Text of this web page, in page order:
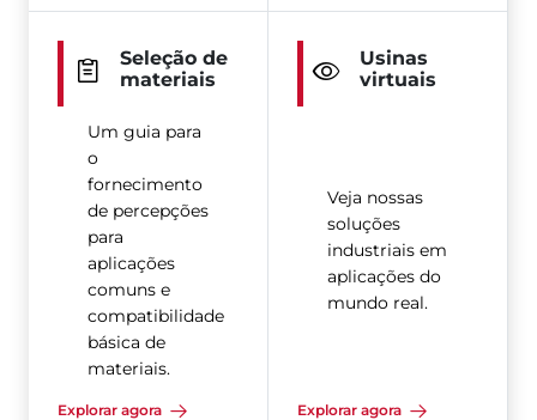
Seleção de
materiais
Um guia para
o
fornecimento
de percepções
para
aplicações
comuns e
compatibilidade
básica de
materiais.
Explorar agora
Usinas
virtuais
Veja nossas
soluções
industriais em
aplicações do
mundo real.
Explorar agora